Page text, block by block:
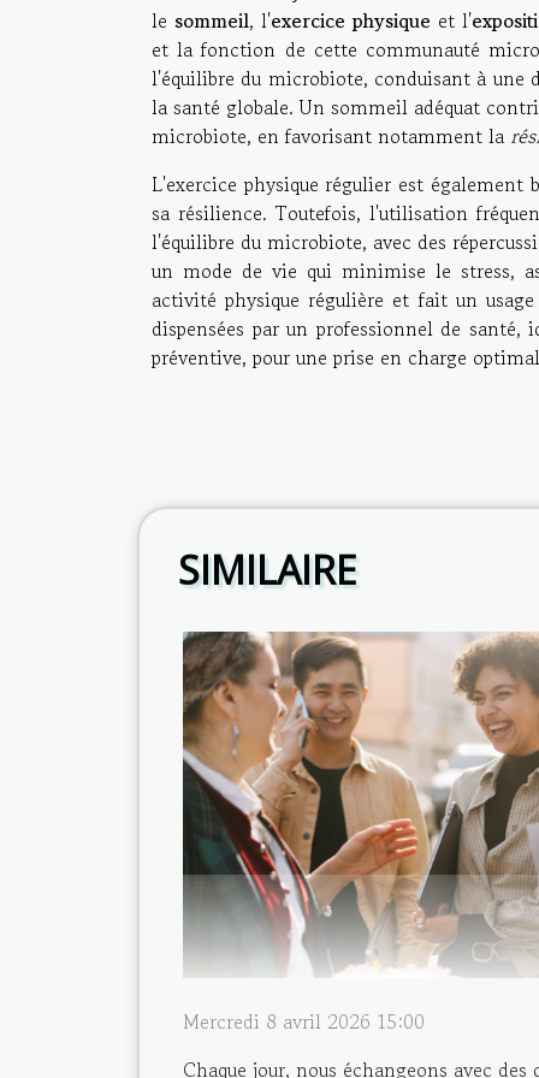
le sommeil, l'exercice physique et l'
et la fonction de cette communauté
l'équilibre du microbiote, conduisant à
la santé globale. Un sommeil adéquat
microbiote, en favorisant notamment la
L'exercice physique régulier est
sa résilience. Toutefois, l'utilisation
l'équilibre du microbiote, avec des
un mode de vie qui minimise le stress,
activité physique régulière et fait un
dispensées par un professionnel de
préventive, pour une prise en charge
SIMILAIRE
Mercredi 8 avril 2026 15:00
Chaque jour, nous échangeons avec